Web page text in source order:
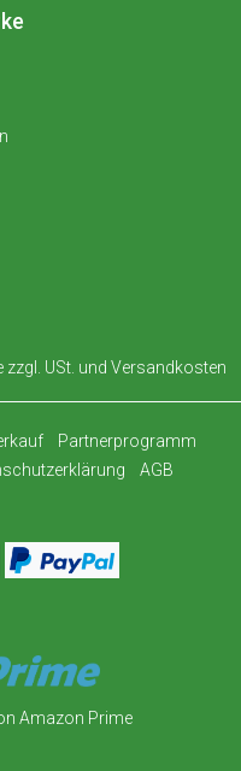
zzgl. USt. und Versandkosten
Partnerprogramm
AGB
Amazon Prime